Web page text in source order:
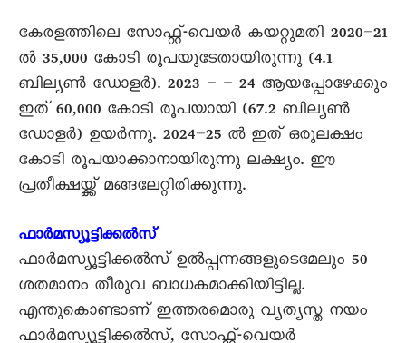
കേരളത്തിലെ സോഫ്റ്റ്-വെയർ കയറ്റുമതി 2020–21
ൽ 35,000 കോടി രൂപയുടേതായിരുന്നു (4.1
ബില്യൺ ഡോളർ). 2023 – – 24 ആയപ്പോഴേക്കും
ഇത് 60,000 കോടി രൂപയായി (67.2 ബില്യൺ
ഡോളർ) ഉയർന്നു. 2024–25 ൽ ഇത് ഒരുലക്ഷം
കോടി രൂപയാക്കാനായിരുന്നു ലക്ഷ്യം. ഈ
പ്രതീക്ഷയ്ക്ക് മങ്ങലേറ്റിരിക്കുന്നു.
ഫാർമസ്യൂട്ടിക്കൽസ്
ഫാർമസ്യൂട്ടിക്കൽസ് ഉൽപ്പന്നങ്ങളുടെമേലും 50
ശതമാനം തീരുവ ബാധകമാക്കിയിട്ടില്ല.
എന്തുകൊണ്ടാണ് ഇത്തരമൊരു വ്യത്യസ്ത നയം